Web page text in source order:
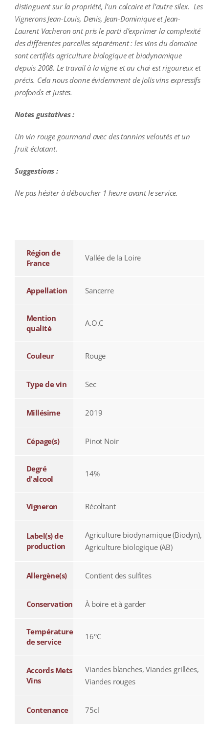
distinguent sur la propriété, l’un calcaire et l’autre silex. Les
Vignerons Jean-Louis, Denis, Jean-Dominique et Jean-
Laurent Vacheron ont pris le parti d’exprimer la complexité
des différentes parcelles séparément : les vins du domaine
sont certifiés agriculture biologique et biodynamique
depuis 2008. Le travail à la vigne et au chai est rigoureux et
précis. Cela nous donne évidemment de jolis vins expressifs
profonds et justes.
Notes gustatives :
Un vin rouge gourmand avec des tannins veloutés et un
fruit éclatant.
Suggestions :
Ne pas hésiter à déboucher 1 heure avant le service.
Région de
France
Vallée de la Loire
Appellation Sancerre
Mention
qualité
A.O.C
Couleur Rouge
Type de vin Sec
Millésime 2019
Cépage(s) Pinot Noir
Degré
d'alcool
14%
Vigneron Récoltant
Label(s) de
production
Agriculture biodynamique (Biodyn),
Agriculture biologique (AB)
Allergène(s) Contient des sulfites
Conservation À boire et à garder
Température
de service
16°C
Accords Mets
Vins
Viandes blanches, Viandes grillées,
Viandes rouges
Contenance 75cl